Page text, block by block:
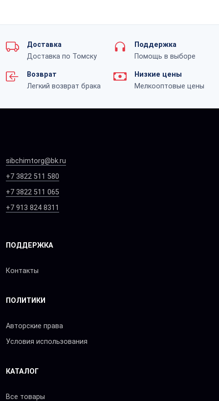
Доставка
Доставка по Томску
Поддержка
Помощь в выборе
Возврат
Легкий возврат брака
Низкие цены
Мелкооптовые цены
sibchimtorg@bk.ru
+7 3822 511 580
+7 3822 511 065
+7 913 824 8311
ПОДДЕРЖКА
Контакты
ПОЛИТИКИ
Авторские права
Условия использования
КАТАЛОГ
Все товары